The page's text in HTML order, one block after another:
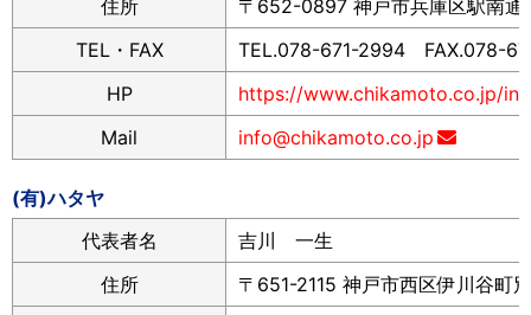
住所
〒652-0897 神戸市兵庫区駅南
TEL・FAX
TEL.078-671-2994 FAX.078-
HP
https://www.chikamoto.co.jp/
Mail
info@chikamoto.co.jp
(有)ハタヤ
代表者名
吉川 一生
住所
〒651-2115 神戸市西区伊川谷町